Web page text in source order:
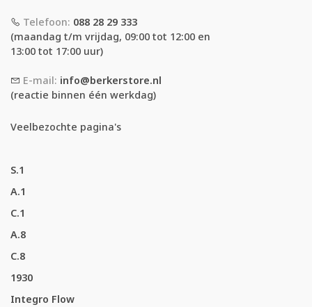
Telefoon: 088 28 29 333
(maandag t/m vrijdag, 09:00 tot 12:00 en
13:00 tot 17:00 uur)
E-mail: info@berkerstore.nl
(reactie binnen één werkdag)
Veelbezochte pagina's
S.1
A.1
C.1
A.8
C.8
1930
Integro Flow